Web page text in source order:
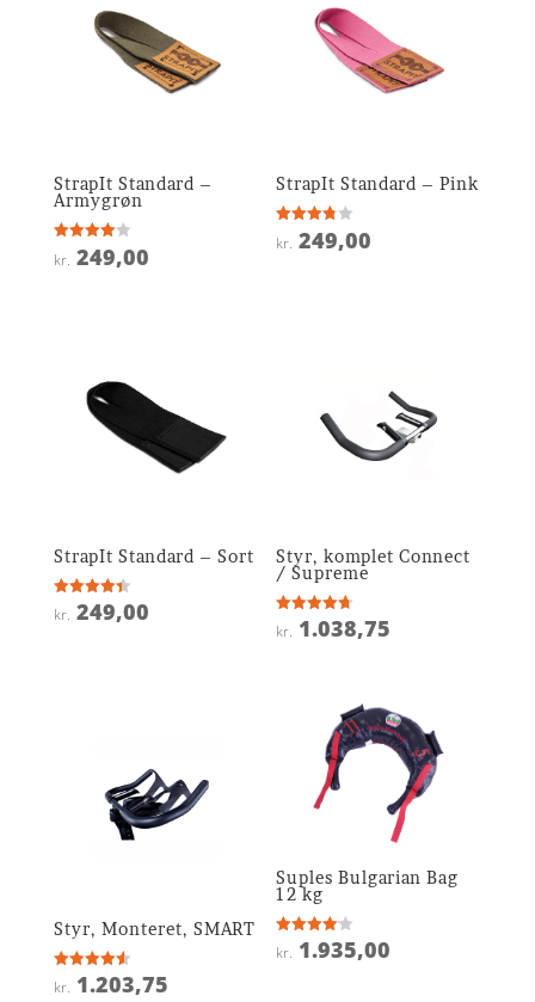
StrapIt Standard –
Armygrøn
Vurderet
4
kr. 249,00
StrapIt Standard – Pink
Vurderet
3.8
kr. 249,00
StrapIt Standard – Sort
Vurderet
4.4
kr. 249,00
Styr, komplet Connect
/ Supreme
Vurderet
4.7
kr. 1.038,75
Styr, Monteret, SMART
Vurderet
4.6
kr. 1.203,75
Suples Bulgarian Bag
12 kg
Vurderet
4.1
kr. 1.935,00